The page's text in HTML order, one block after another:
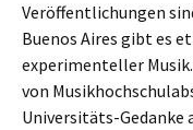
Veröffentlichungen
Buenos Aires gibt es
experimenteller
von
Universitäts-Gedanke